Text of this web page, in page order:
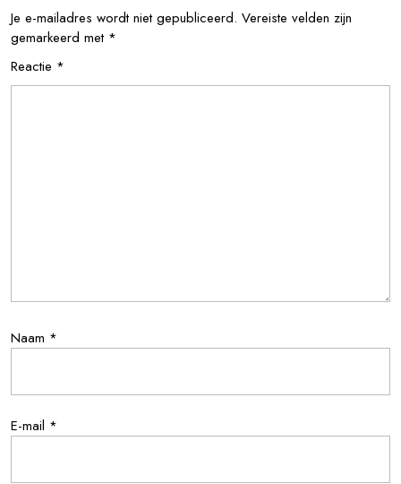
Je e-mailadres wordt niet gepubliceerd. Vereiste velden zijn
gemarkeerd met *
Reactie *
Naam *
E-mail *